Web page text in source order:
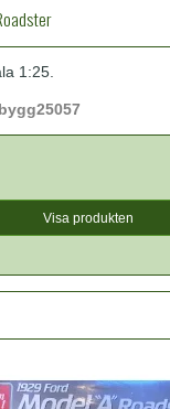
1:25.
Visa produkten